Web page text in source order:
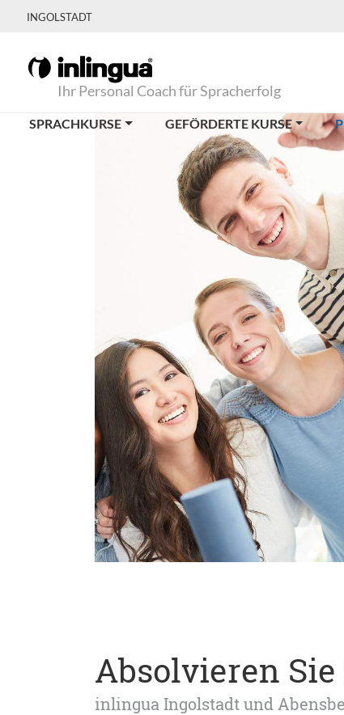
INGOLSTADT
Ihr Personal Coach für Spracherfolg
SPRACHKURSE GEFÖRDERTE KURSE
Absolvieren
inlingua Ingolstadt und